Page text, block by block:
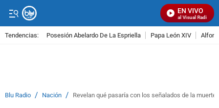
EN VIVO
Señal Visual Radio
Tendencias: Posesión Abelardo De La Espriella Papa León XIV
Blu Radio / Nación / Revelan qué pasaría con los señalados de la